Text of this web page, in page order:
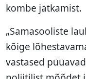
kombe jätkamist.
„Samasooliste
kõige
vastased